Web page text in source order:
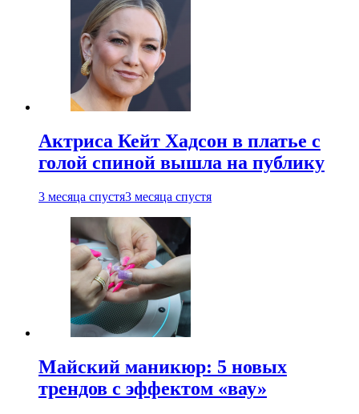
Актриса Кейт Хадсон в платье с
голой спиной вышла на публику
3 месяца спустя3 месяца спустя
Майский маникюр: 5 новых
трендов с эффектом «вау»